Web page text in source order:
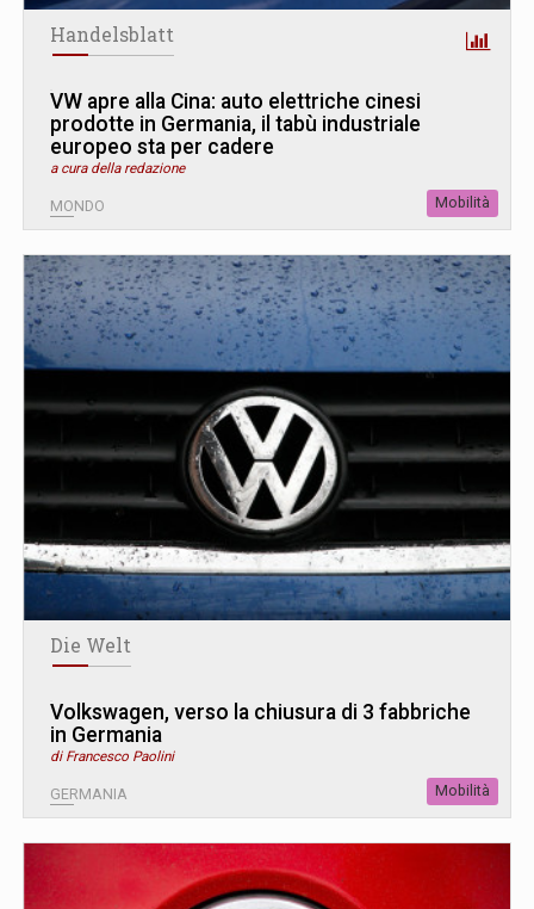
Handelsblatt
VW apre alla Cina: auto elettriche cinesi
prodotte in Germania, il tabù industriale
europeo sta per cadere
a cura della redazione
MONDO Mobilità
Die Welt
Volkswagen, verso la chiusura di 3 fabbriche
in Germania
di Francesco Paolini
GERMANIA Mobilità